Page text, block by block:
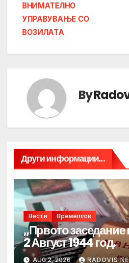
ВНИМАТЕЛНО
УПРАВУВАЊЕ СО
ВОЗИЛАТА
By
Други информации...
Вести Времеплов
„Првото
2 Август 1944 год.
AUG 2, 2026 RADOVIS